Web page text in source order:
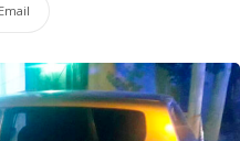
Email